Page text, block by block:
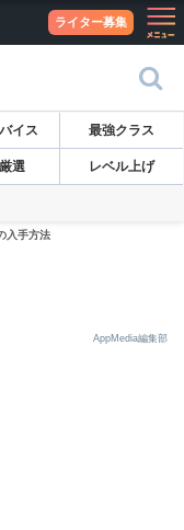
ライター募集
イス 最強クラス
選 レベル上げ
入手方法
AppMedia編集部